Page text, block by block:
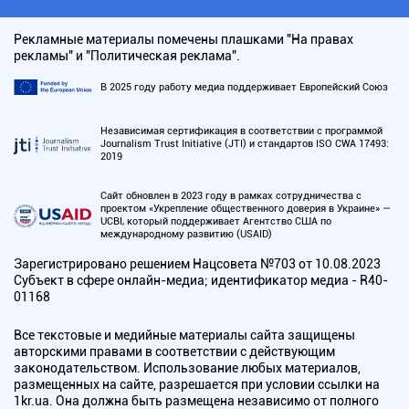
Рекламные материалы помечены плашками "На правах
рекламы" и "Политическая реклама".
В 2025 году работу медиа поддерживает Европейский Союз
Независимая сертификация в соответствии с программой
Journalism Trust Initiative (JTI) и стандартов ISO CWA 17493:
2019
Сайт обновлен в 2023 году в рамках сотрудничества с
проектом «Укрепление общественного доверия в Украине» —
UCBI, который поддерживает Агентство США по
международному развитию (USAID)
Зарегистрировано решением Нацсовета №703 от 10.08.2023
Субъект в сфере онлайн-медиа; идентификатор медиа - R40-
01168
Все текстовые и медийные материалы сайта защищены
авторскими правами в соответствии с действующим
законодательством. Использование любых материалов,
размещенных на сайте, разрешается при условии ссылки на
1kr.ua. Она должна быть размещена независимо от полного